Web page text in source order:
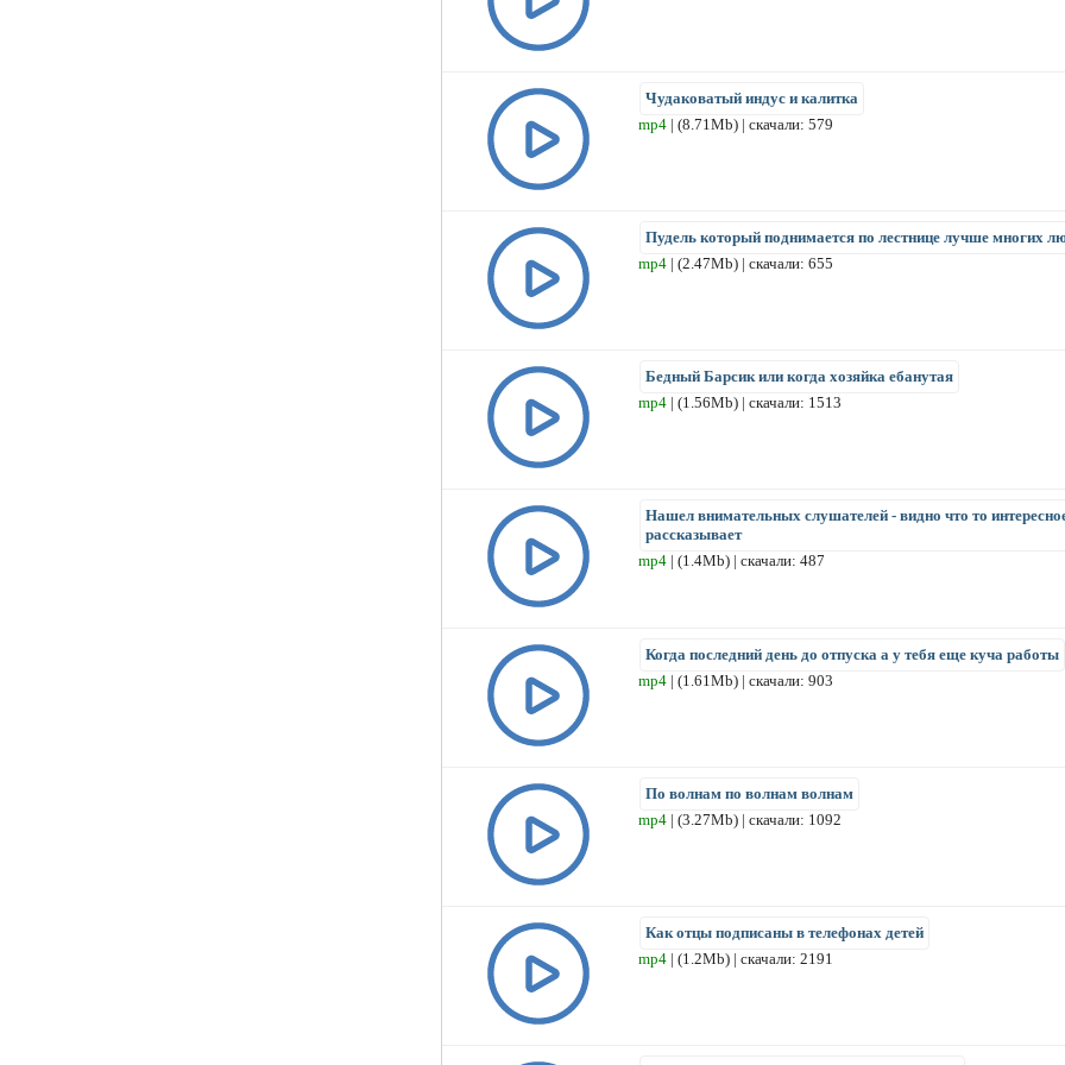
Чудаковатый индус и калитка
mp4 | (8.71Mb) | скачали: 579
Пудель который поднимается по лестнице лучше многих
mp4 | (2.47Mb) | скачали: 655
Бедный Барсик или когда хозяйка ебанутая
mp4 | (1.56Mb) | скачали: 1513
Нашел внимательных слушателей - видно что то
рассказывает
mp4 | (1.4Mb) | скачали: 487
Когда последний день до отпуска а у тебя еще куча работы
mp4 | (1.61Mb) | скачали: 903
По волнам по волнам волнам
mp4 | (3.27Mb) | скачали: 1092
Как отцы подписаны в телефонах детей
mp4 | (1.2Mb) | скачали: 2191